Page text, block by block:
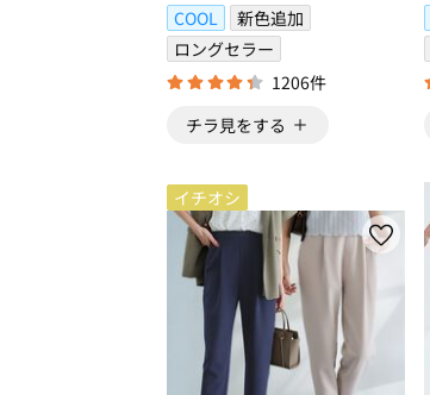
COOL
新色追加
ロングセラー
1206件
チラ見をする
イチオシ